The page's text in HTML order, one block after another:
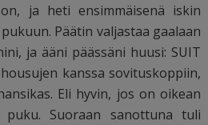
ja heti ensimmäisenä iskin
Päätin valjastaa gaalaan
ja ääni päässäni huusi: SUIT
kanssa sovituskoppiin,
Eli hyvin, jos on oikean
Suoraan sanottuna tuli